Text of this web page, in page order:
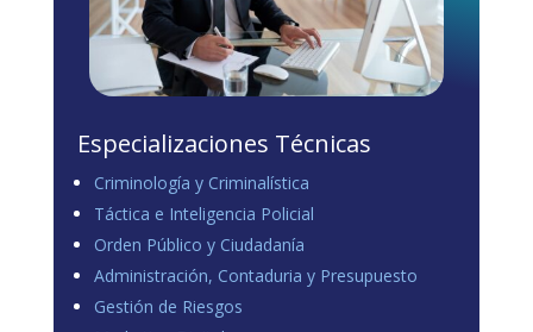
Especializaciones Técnicas
Criminología y Criminalística
Táctica e Inteligencia Policial
Orden Público y Ciudadanía
Administración, Contaduria y Presupuesto
Gestión de Riesgos